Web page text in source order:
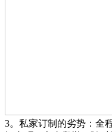
3。私家订制的劣势：全